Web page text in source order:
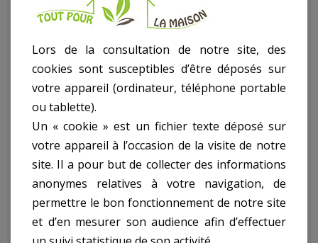
Pour vous faire plaisir et s'amuser en bricolant il vaut mieux
avoir du bon matériel de bricolage chez soi avec Le (La)
Accessoires
Descriptif technique
Lame De Scie 200Mm-
20Mm ref. AXSB200-
20:
Lors de la consultation de notre site, des
cookies sont susceptibles d’être déposés sur
votre appareil (ordinateur, téléphone portable
ou tablette).
Un « cookie » est un fichier texte déposé sur
votre appareil à l’occasion de la visite de notre
site. Il a pour but de collecter des informations
anonymes relatives à votre navigation, de
permettre le bon fonctionnement de notre site
et d’en mesurer son audience afin d’effectuer